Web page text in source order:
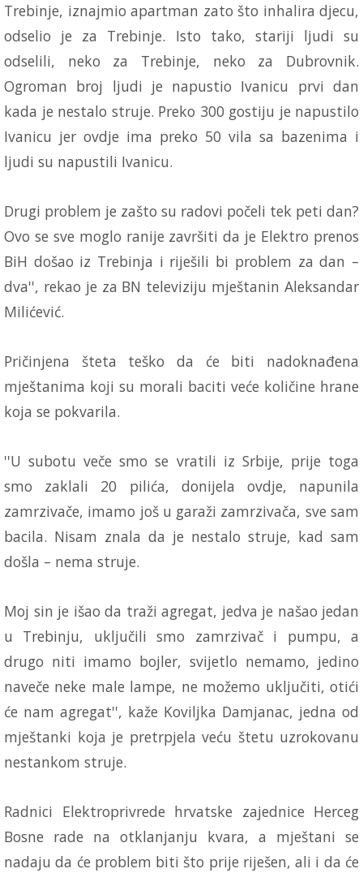
Trebinje, iznajmio apartman zato što inhalira djecu,
odselio je za Trebinje. Isto tako, stariji ljudi su
odselili, neko za Trebinje, neko za Dubrovnik.
Ogroman broj ljudi je napustio Ivanicu prvi dan
kada je nestalo struje. Preko 300 gostiju je napustilo
Ivanicu jer ovdje ima preko 50 vila sa bazenima i
ljudi su napustili Ivanicu.
Drugi problem je zašto su radovi počeli tek peti dan?
Ovo se sve moglo ranije završiti da je Elektro prenos
BiH došao iz Trebinja i riješili bi problem za dan –
dva'', rekao je za BN televiziju mještanin Aleksandar
Milićević.
Pričinjena šteta teško da će biti nadoknađena
mještanima koji su morali baciti veće količine hrane
koja se pokvarila.
''U subotu veče smo se vratili iz Srbije, prije toga
smo zaklali 20 pilića, donijela ovdje, napunila
zamrzivače, imamo još u garaži zamrzivača, sve sam
bacila. Nisam znala da je nestalo struje, kad sam
došla – nema struje.
Moj sin je išao da traži agregat, jedva je našao jedan
u Trebinju, uključili smo zamrzivač i pumpu, a
drugo niti imamo bojler, svijetlo nemamo, jedino
naveče neke male lampe, ne možemo uključiti, otići
će nam agregat'', kaže Koviljka Damjanac, jedna od
mještanki koja je pretrpjela veću štetu uzrokovanu
nestankom struje.
Radnici Elektroprivrede hrvatske zajednice Herceg
Bosne rade na otklanjanju kvara, a mještani se
nadaju da će problem biti što prije riješen, ali i da će